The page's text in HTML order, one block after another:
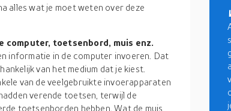
alles wat je moet weten over deze
computer, toetsenbord, muis enz.
informatie in de computer invoeren. Dat
van het medium dat je kiest.
van de veelgebruikte invoerapparaten
verende toetsen, terwijl de
toetsenborden hebben. Wat de muis